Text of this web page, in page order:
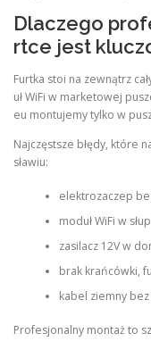
Dlaczego
rtce jest
Furtka stoi na zewnątrz
uł WiFi w marketowej
eu montujemy tylko w
Najczęstsze błędy, które
sławiu:
elektrozaczep
moduł WiFi w
zasilacz 12V w
brak krańcówki,
kabel ziemny
Profesjonalny montaż to